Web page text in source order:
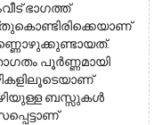
ഭാഗത്ത്
പൂർണ്ണമായി
ബസ്സുകൾ